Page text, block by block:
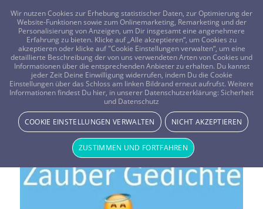
FRAGEN? KOSTENLOS ANRUFEN: 0800-8478266
Sehnsuchtsengel
Vistano Beraterin Angelplace - Beraterblog
Wir nutzen Cookies zur Erhebung statistischer Daten, zur Optimierung der
Website-Funktionen sowie zum Onlinemarketing, Remarketing und der
Personalisierung von Anzeigen, um Dir insgesamt eine angenehmere
Erfahrung zu bieten. Klicke auf „Alle akzeptieren“, um Cookies zu
akzeptieren oder klicke auf "Cookie Einstellungen verwalten“, um eine
detaillierte Beschreibung der von uns verwendeten Arten von Cookies und
Informationen über die entsprechenden Anbieter zu erhalten. Du kannst
jeder Zeit Deine Einwilligung widerrufen, indem Du die Cookie
Einstellungen über das Schloss am linken Bildrand erneut aufrufst. Weitere
Informationen findest Du hier, in unserer Datenschutzerklärung: Sicherheit
und Datenschutz
COOKIE EINSTELLUNGEN VERWALTEN NICHT AKZEPTIEREN
ZUSTIMMEN UND FORTFAHREN